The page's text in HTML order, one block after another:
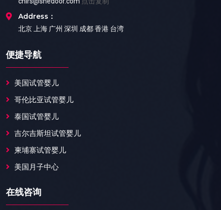
Address：
北京 上海 广州 深圳 成都 香港 台湾
便捷导航
美国试管婴儿
哥伦比亚试管婴儿
泰国试管婴儿
吉尔吉斯坦试管婴儿
柬埔寨试管婴儿
美国月子中心
在线咨询